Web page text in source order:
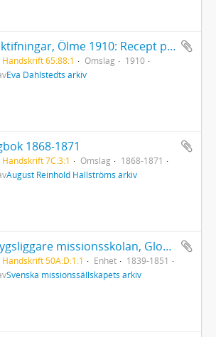
Besktifningar, Ölme 1910: Recept på maträtter
Handskrift 65:88:1 Omslag
1910
Eva Dahlstedts arkiv
1868-1871
Handskrift 7C:3:1 Omslag
1868-1871
August Reinhold Hallströms arkiv
Betygsliggare missionsskolan, Glommersträsk
Handskrift 50A:D:1:1 Enhet
1839-1851
Svenska missionssällskapets arkiv